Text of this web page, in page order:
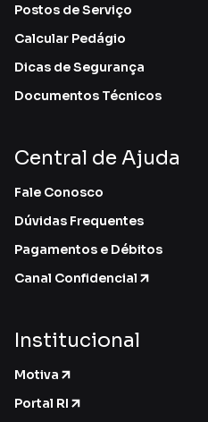
Postos de Serviço
Calcular Pedágio
Dicas de Segurança
Documentos Técnicos
Central de Ajuda
Fale Conosco
Dúvidas Frequentes
Pagamentos e Débitos
Canal Confidencial
Institucional
Motiva
Portal RI